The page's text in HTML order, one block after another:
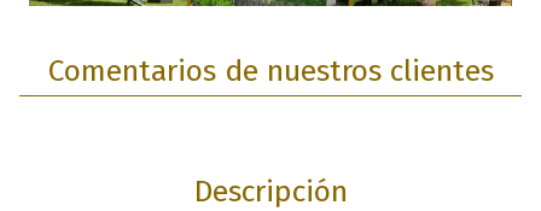
Comentarios de nuestros clientes
Descripción